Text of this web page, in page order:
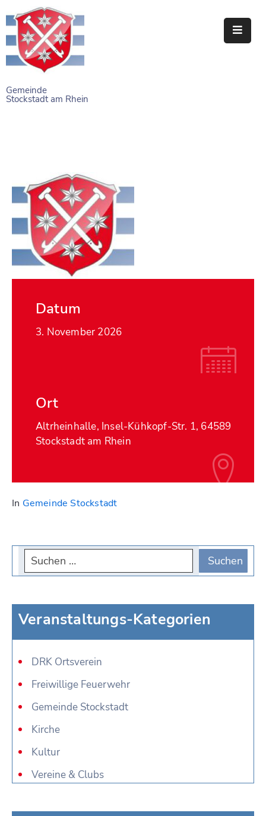
Gemeinde
Stockstadt am Rhein
STARTSEITE
BÜRGERSERVICE
FREIZEITEINRICHTUNGEN
VEREINE
Datum
3. November 2026
Ort
Altrheinhalle, Insel-Kühkopf-Str. 1, 64589
Stockstadt am Rhein
In Gemeinde Stockstadt
Veranstaltungs-Kategorien
DRK Ortsverein
Freiwillige Feuerwehr
Gemeinde Stockstadt
Kirche
Kultur
Vereine & Clubs